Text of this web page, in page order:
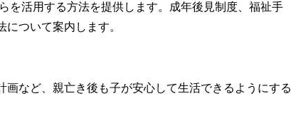
を活用する方法を提供します。成年後見制度、福祉手
ついて案内します。
など、親亡き後も子が安心して生活できるようにする